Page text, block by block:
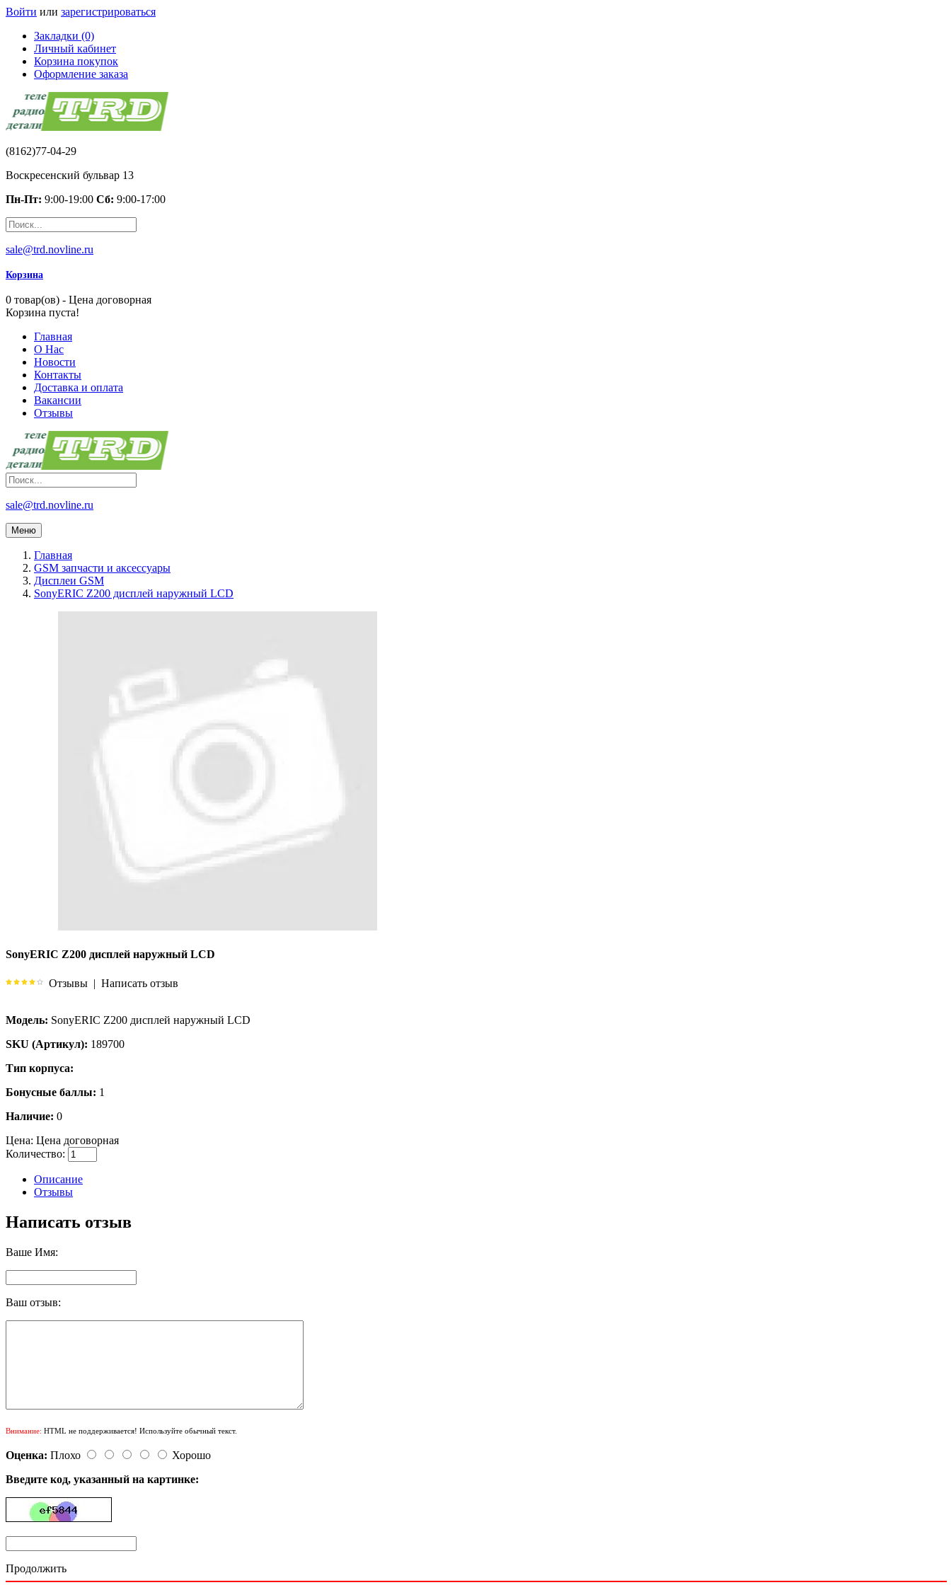
Войти или зарегистрироваться
Закладки (0)
Личный кабинет
Корзина покупок
Оформление заказа
(8162)77-04-29
Воскресенский бульвар 13
Пн-Пт: 9:00-19:00 Сб: 9:00-17:00
sale@trd.novline.ru
Корзина
0 товар(ов) - Цена договорная
Корзина пуста!
Главная
О Нас
Новости
Контакты
Доставка и оплата
Вакансии
Отзывы
sale@trd.novline.ru
Меню
Главная
GSM запчасти и аксессуары
Дисплеи GSM
SonyERIC Z200 дисплей наружный LCD
SonyERIC Z200 дисплей наружный LCD
Отзывы | Написать отзыв
Модель: SonyERIC Z200 дисплей наружный LCD
SKU (Артикул): 189700
Тип корпуса:
Бонусные баллы: 1
Наличие: 0
Цена: Цена договорная
Количество:
Описание
Отзывы
Написать отзыв
Ваше Имя:
Ваш отзыв:
Внимание: HTML не поддерживается! Используйте обычный текст.
Оценка: Плохо
Хорошо
Введите код, указанный на картинке:
Продолжить